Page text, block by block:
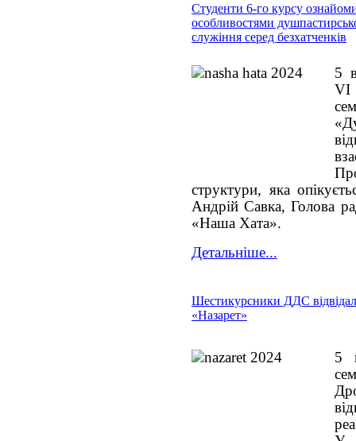
Студенти 6-го курсу
особливостями
служіння серед безхатченків
5
VI
структури, яка
Андрій Савка, Голова
«Наша Хата».
Детальніше...
Шестикурсники ДДС
«Назарет»
5